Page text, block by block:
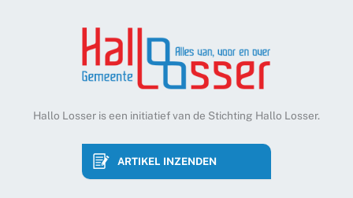
Hallo Losser is een initiatief van de Stichting Hallo Losser.
ARTIKEL INZENDEN